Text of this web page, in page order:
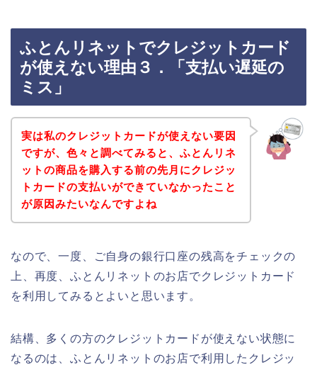
ふとんリネットでクレジットカード
が使えない理由３．「支払い遅延の
ミス」
実は私のクレジットカードが使えない要因
ですが、色々と調べてみると、ふとんリネ
ットの商品を購入する前の先月にクレジッ
トカードの支払いができていなかったこと
が原因みたいなんですよね
なので、一度、ご自身の銀行口座の残高をチェックの
上、再度、ふとんリネットのお店でクレジットカード
を利用してみるとよいと思います。
結構、多くの方のクレジットカードが使えない状態に
なるのは、ふとんリネットのお店で利用したクレジッ